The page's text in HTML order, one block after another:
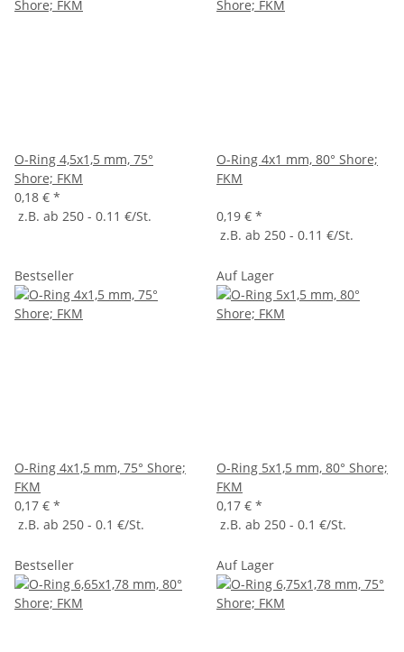
O-Ring 4,5x1,5 mm, 75°
Shore; FKM
0,18 € *
z.B. ab 250 - 0.11 €/St.
O-Ring 4x1 mm, 80° Shore;
FKM
0,19 € *
z.B. ab 250 - 0.11 €/St.
Bestseller
O-Ring 4x1,5 mm, 75° Shore;
FKM
0,17 € *
z.B. ab 250 - 0.1 €/St.
Auf Lager
O-Ring 5x1,5 mm, 80° Shore;
FKM
0,17 € *
z.B. ab 250 - 0.1 €/St.
Bestseller Auf Lager